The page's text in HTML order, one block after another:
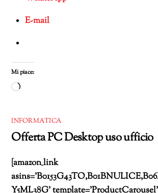
E-mail
Mi piace:
Caricamento
corso…
INFORMATICA
Offerta PC Desktop uso ufficio
[amazon_link